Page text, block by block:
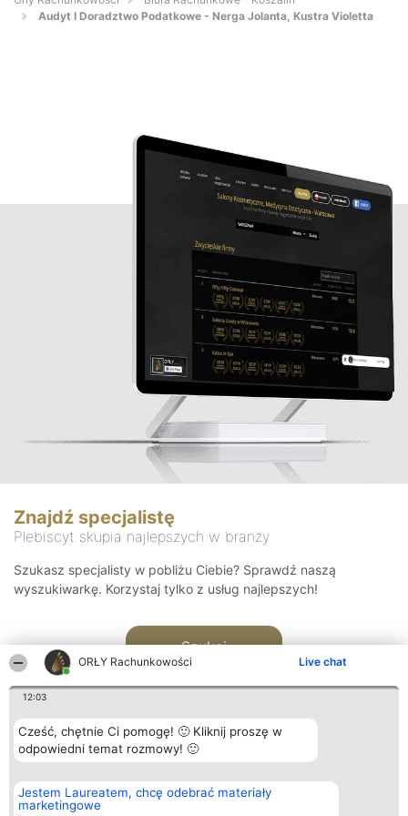
ORŁY Rachunkowości Live chat
12:03
Cześć, chętnie Ci pomogę! 🙂 Kliknij proszę w
odpowiedni temat rozmowy! 🙂
Jestem Laureatem, chcę odebrać materiały
marketingowe
Audyt I Doradztwo Podatkowe - Nerga Jolanta, Kustra Violetta
Znajdź specjalistę
Plebiscyt skupia najlepszych w branży
Szukasz specjalisty w pobliżu Ciebie? Sprawdź naszą
wyszukiwarkę. Korzystaj tylko z usług najlepszych!
Szukaj
Organizator plebiscytu
Bright Side Solutions sp. z o.
o. sp. k.
Plebiscyt
Laureaci
Kontakt
Kontakt